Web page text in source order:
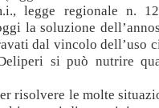
legge regionale n.
la soluzione
dal vincolo dell’uso
si può nutrire
risolvere le molte